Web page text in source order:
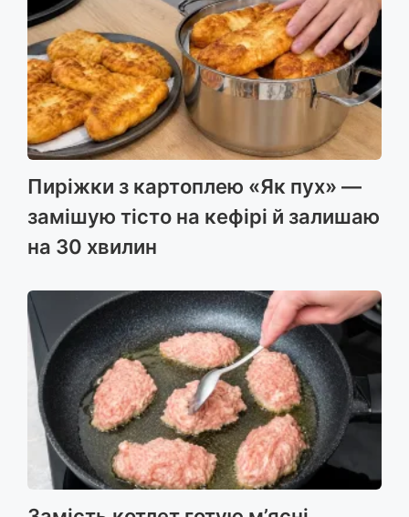
Пиріжки з картоплею «Як пух» —
замішую тісто на кефірі й залишаю
на 30 хвилин